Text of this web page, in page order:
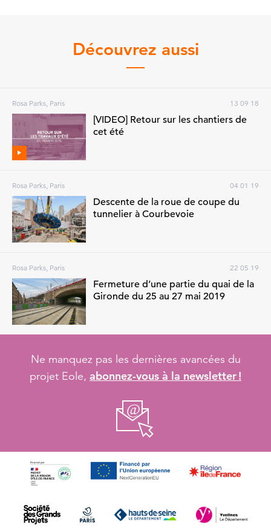
Découvrez aussi
Rosa Parks, Paris 13 09 18
[VIDEO] Retour sur les chantiers de
cet été
Rosa Parks, Paris 04 01 19
Descente de la roue de coupe du
tunnelier à Courbevoie
Rosa Parks, Paris 22 05 19
Fermeture d’une partie du quai de la
Gironde du 25 au 27 mai 2019
Ne manquez pas les dernières avancées du
projet Eole, abonnez-vous à la newsletter !